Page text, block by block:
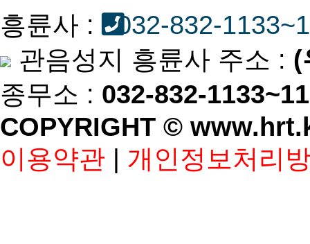
흥륜사 : 032-832-
관음성지 흥륜사 주소 : (
종무소 : 032-832-
COPYRIGHT ©
이용약관 | 개인정보처리